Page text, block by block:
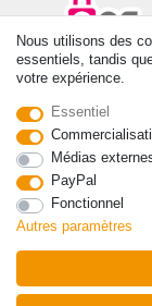
© Copyright 2026 |
en Euros TTC. Les
Nous utilisons des
essentiels, tandis
votre expérience.
Essentiel
Médias
PayPal
Fonctionnel
Autres paramètres
Rétracter le